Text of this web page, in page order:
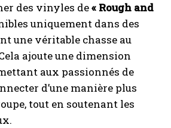
des vinyles de« Rough and
uniquement dans des
une véritable chasse au
ajoute une dimension
aux passionnés de
d’une manière plus
tout en soutenant les